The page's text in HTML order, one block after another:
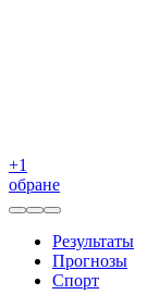
+1
обране
Результаты
Прогнозы
Спорт